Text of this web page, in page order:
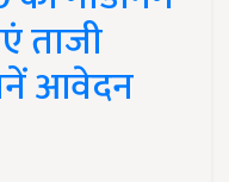
ताजी
आवेदन